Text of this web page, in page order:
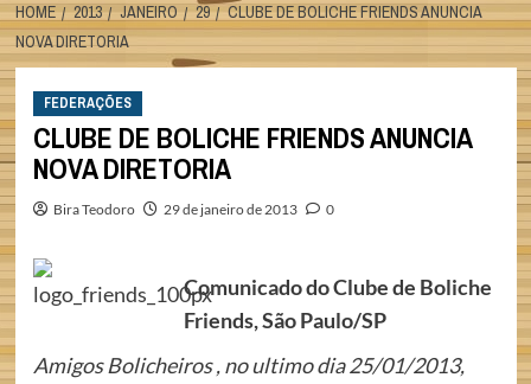
HOME 2013 JANEIRO 29
CLUBE DE BOLICHE FRIENDS ANUNCIA
NOVA DIRETORIA
FEDERAÇÕES
CLUBE DE BOLICHE FRIENDS ANUNCIA
NOVA DIRETORIA
Bira Teodoro 29 de janeiro de 2013 0
Comunicado do Clube de Boliche
Friends, São Paulo/SP
Amigos Bolicheiros , no ultimo dia 25/01/2013,